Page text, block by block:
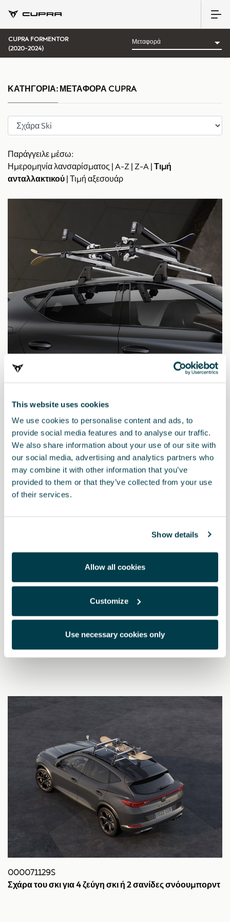
This website uses cookies
We use cookies to personalise content and ads, to
provide social media features and to analyse our traffic.
We also share information about your use of our site with
our social media, advertising and analytics partners who
may combine it with other information that you’ve
provided to them or that they’ve collected from your use
of their services.
Show details
Allow all cookies
Customize
Use necessary cookies only
CUPRA FORMENTOR
(2020-2024)
Παράγγειλε μέσω:
Ημερομηνία λανσαρίσματος | A-Z | Z-A | Τιμή
ανταλλακτικού | Τιμή αξεσουάρ
000071129R
000071129T
Σχάρα του σκι για 6 ζεύγη σκι ή 4 σανίδες σνόουμπορντ
000071129S
Σχάρα του σκι για 4 ζεύγη σκι ή 2 σανίδες σνόουμπορντ
ΚΑΤΗΓΟΡΊΑ: ΜΕΤΑΦΟΡΆ CUPRA